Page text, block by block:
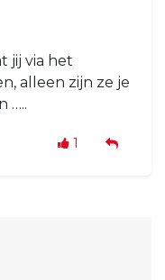
jij via het
alleen zijn ze je
…..
1